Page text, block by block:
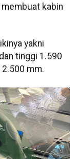
kabin
yakni
tinggi 1.590
mm.